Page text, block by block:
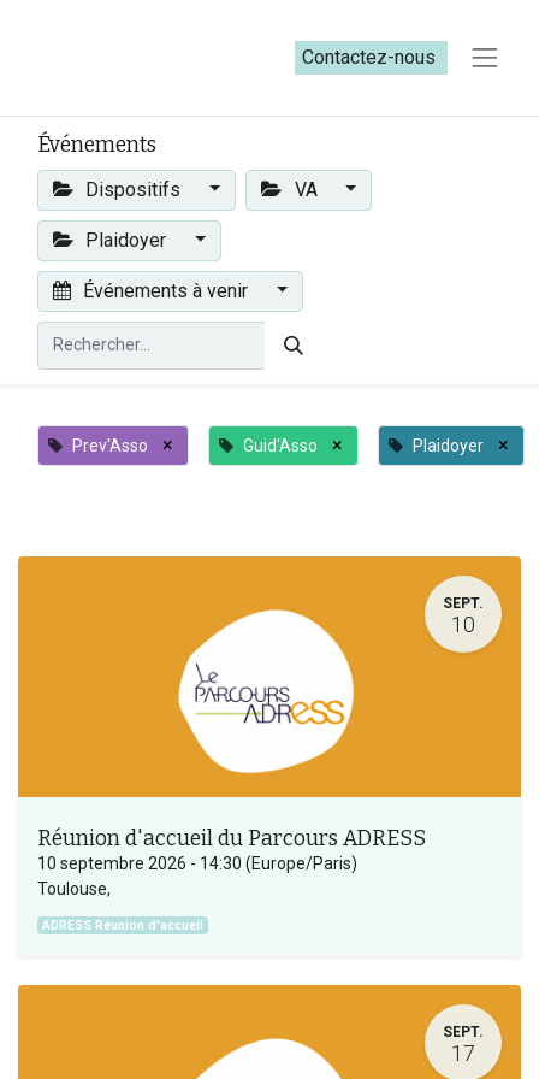
Contactez-nous​​
Événements
Dispositifs VA
Plaidoyer
Événements à venir
Prev'Asso × Guid'Asso × Plaidoyer ×
SEPT.
10
Réunion d'accueil du Parcours ADRESS
10 septembre 2026 - 14:30 (Europe/Paris)
Toulouse,
ADRESS Réunion d'accueil
SEPT.
17